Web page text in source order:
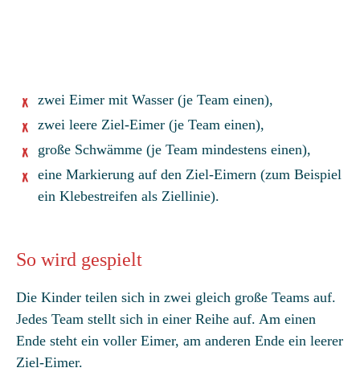
zwei Eimer mit Wasser (je Team einen),
zwei leere Ziel-Eimer (je Team einen),
große Schwämme (je Team mindestens einen),
eine Markierung auf den Ziel-Eimern (zum Beispiel
ein Klebestreifen als Ziellinie).
So wird gespielt
Die Kinder teilen sich in zwei gleich große Teams auf.
Jedes Team stellt sich in einer Reihe auf. Am einen
Ende steht ein voller Eimer, am anderen Ende ein leerer
Ziel-Eimer.